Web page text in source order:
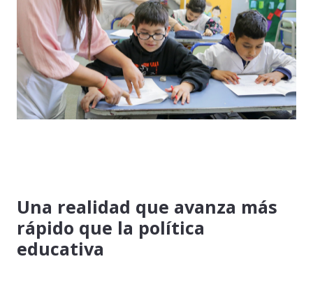
Una realidad que avanza más
rápido que la política
educativa